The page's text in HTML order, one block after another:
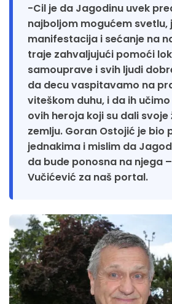
-Cil je da Jagodinu uvek
najboljom mogućem svetlu,
manifestacija i sećanje na
traje zahvaljujući pomoći
samouprave i svih ljudi
da decu vaspitavamo na
viteškom duhu, i da ih
ovih heroja koji su dali
zemlju. Goran Ostojić je bio
jednakima i mislim da
da bude ponosna na njega
Vučićević za naš portal.